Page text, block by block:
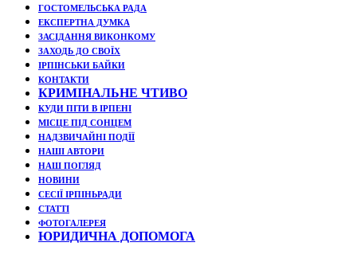
ГОСТОМЕЛЬСЬКА РАДА
ЕКСПЕРТНА ДУМКА
ЗАСІДАННЯ ВИКОНКОМУ
ЗАХОДЬ ДО СВОЇХ
ІРПІНСЬКИ БАЙКИ
КОНТАКТИ
КРИМІНАЛЬНЕ ЧТИВО
КУДИ ПІТИ В ІРПЕНІ
МІСЦЕ ПІД СОНЦЕМ
НАДЗВИЧАЙНІ ПОДЇЇ
НАШІ АВТОРИ
НАШ ПОГЛЯД
НОВИНИ
СЕСІЇ ІРПІНЬРАДИ
СТАТТІ
ФОТОГАЛЕРЕЯ
ЮРИДИЧНА ДОПОМОГА